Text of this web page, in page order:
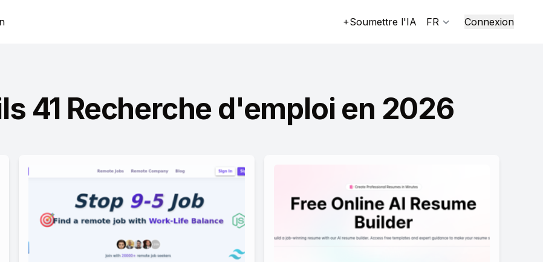
+Soumettre l'IA FR Connexion
41 Recherche d'emploi en 2026